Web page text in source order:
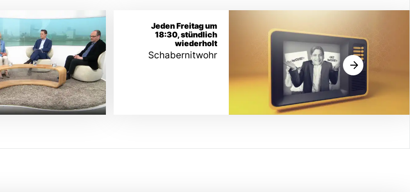
Schabernitwohr
Jeden Freitag um
18:30, stündlich
wiederholt